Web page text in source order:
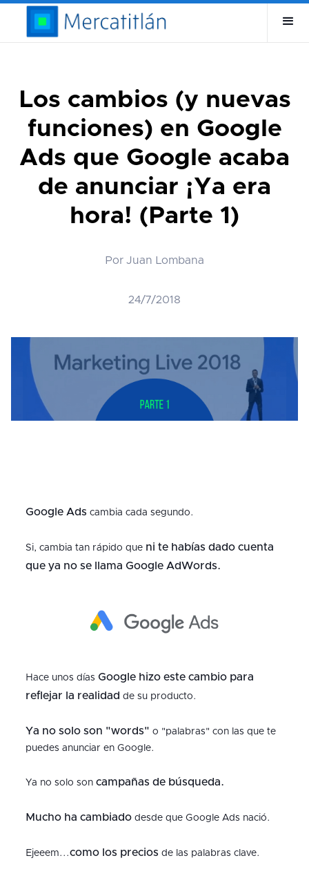
Los cambios (y nuevas
funciones) en Google
Ads que Google acaba
de anunciar ¡Ya era
hora! (Parte 1)
Por Juan Lombana
24/7/2018
Google Ads cambia cada segundo.
Si, cambia tan rápido que ni te habías dado cuenta
que ya no se llama Google AdWords.
Hace unos días Google hizo este cambio para
reflejar la realidad de su producto.
Ya no solo son "words" o "palabras" con las que te
puedes anunciar en Google.
Ya no solo son campañas de búsqueda.
Mucho ha cambiadodesde que Google Ads nació.
Ejeeem...como los precios de las palabras clave.